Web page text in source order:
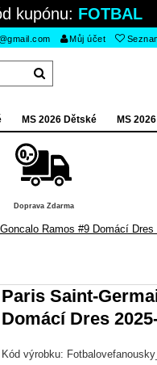
kupónu: FOTBAL
Můj účet
MS 2026 Dětské MS
Doprava Zdarma
Ramos #9 Domácí
Paris Saint-
Domácí Dres
Kód výrobku: